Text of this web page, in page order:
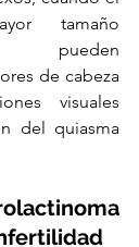
tamaño
pueden
de cabeza
visuales
del quiasma